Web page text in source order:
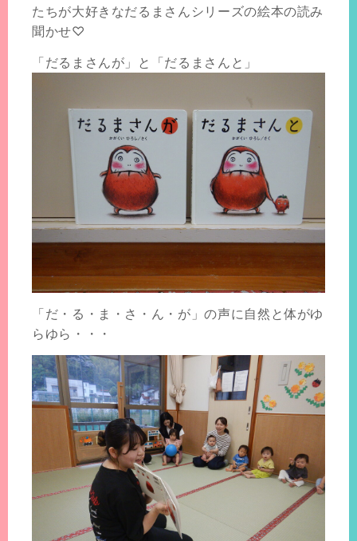
たちが大好きなだるまさんシリーズの絵本の読み
聞かせ♡
「だるまさんが」と「だるまさんと」
「だ・る・ま・さ・ん・が」の声に自然と体がゆ
らゆら・・・